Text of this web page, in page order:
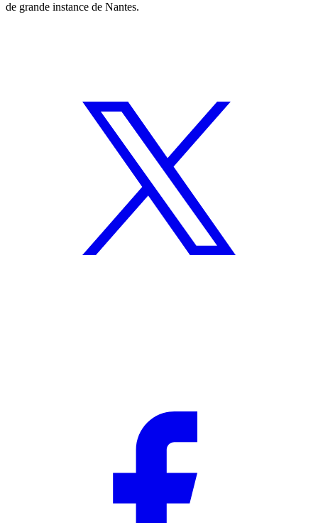
de grande instance de Nantes.